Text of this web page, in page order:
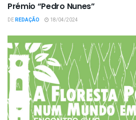
Prémio “Pedro Nunes”
DEREDAÇÃO 18/04/2024